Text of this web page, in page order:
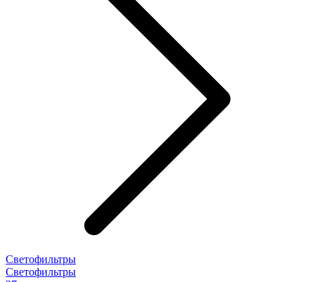
Светофильтры
Светофильтры